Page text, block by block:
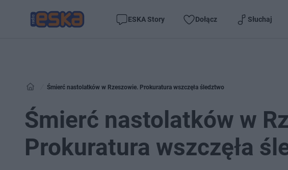
ESKA Story Dołącz Słuchaj
Śmierć nastolatków w Rzeszowie. Prokuratura wszczęła śledztwo
Śmierć nastolatków w
Prokuratura wszczęła